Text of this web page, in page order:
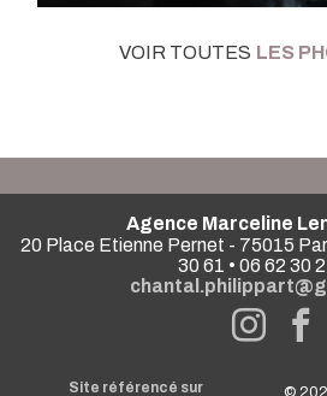
VOIR TOUTES LES
Agence Marceline
20 Place Etienne Pernet - 75015
30 61 • 06 62 30
Site référencé sur